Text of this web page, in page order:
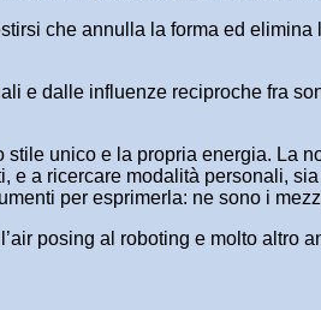
che annulla la forma ed elimina
e dalle influenze reciproche fra
unico e la propria energia. La
a ricercare modalità personali,
per esprimerla: ne sono i
posing al roboting e molto altro